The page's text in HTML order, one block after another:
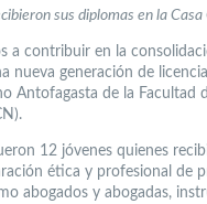
sus diplomas en la
a contribuir en la
nueva generación de
Antofagasta de la Facultad
12 jóvenes quienes
ética y profesional de
abogados y abogadas,